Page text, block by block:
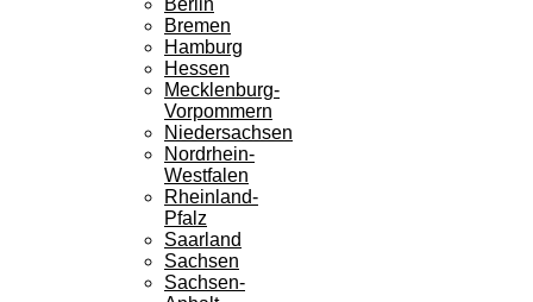
Berlin
Bremen
Hamburg
Hessen
Mecklenburg-
Vorpommern
Niedersachsen
Nordrhein-
Westfalen
Rheinland-
Pfalz
Saarland
Sachsen
Sachsen-